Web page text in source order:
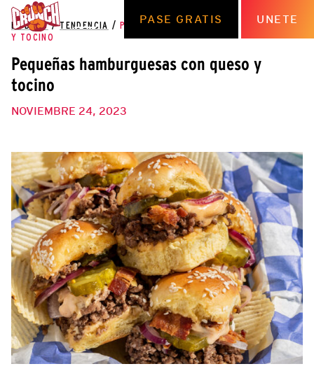
PASE GRATIS UNETE
EL BLOG / TENDENCIA /
PEQUEÑAS HAMBURGUESAS CON QUESO
Y TOCINO
Pequeñas hamburguesas con queso y
tocino
NOVIEMBRE 24, 2023